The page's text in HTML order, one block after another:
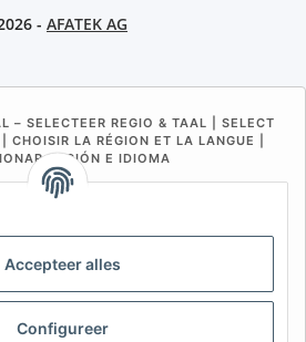
Accepteer alles
Configureer
- AFATEK AG
– SELECTEER REGIO & TAAL | SELECT
CHOISIR LA RÉGION ET LA LANGUE |
REGIÓN E IDIOMA
BE (NL) BE (FR) NL
USA